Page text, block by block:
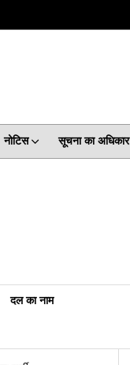
नोटिस सूचना का अधिकार
दल का नाम